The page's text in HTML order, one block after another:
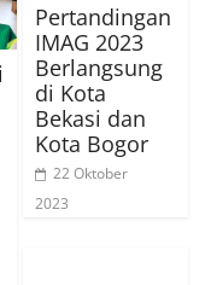
Pertandingan
IMAG 2023
Berlangsung
di Kota
Bekasi dan
Kota Bogor
22 Oktober
2023